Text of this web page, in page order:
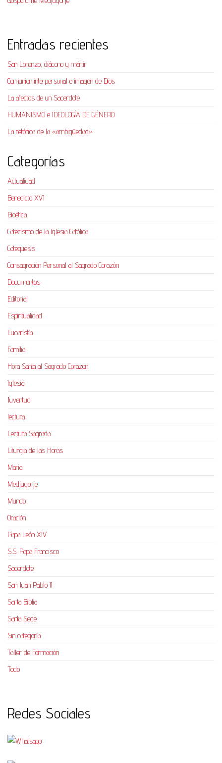
Entradas recientes
San Lorenzo, diácono y mártir
Comunión interpersonal e imagen de Dios
La afectos de un Sacerdote
HUMANISMO e IDEOLOGÍA DE GÉNERO
La retórica de la «ambigüedad»
Categorías
Actualidad
Benedicto XVI
Bioética
Catecismo de la Iglesia Católica
Catequesis
Consagración Personal al Sagrado Corazón
Documentos
Editorial
Espiritualidad
Eucaristía
Familia
Hora Santa al Sagrado Corazón
Iglesia
Juventud
lectura
Lectura Sagrada
Liturgia de las Horas
María
Medjugorje
Mundo
Oración
Papa León XIV
S.S. Papa Francisco
Sacerdote
San Juan Pablo II
Santa Biblia
Santa Sede
Sin categoría
Taller de Formación
Todo
Redes Sociales